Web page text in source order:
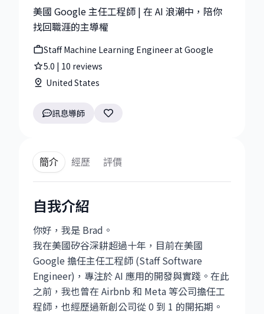
美國 Google 主任工程師 | 在 AI 浪潮中，陪你
找回職涯的主導權
Staff Machine Learning Engineer at Google
5.0 | 10 reviews
United States
訊息導師
簡介 經歷 評價
自我介紹
你好，我是 Brad。
我在美國矽谷深耕超過十年，目前在美國
Google 擔任主任工程師 (Staff Software
Engineer)，專注於 AI 應用的開發與實踐。在此
之前，我也曾在 Airbnb 和 Meta 等公司擔任工
程師，也經歷過新創公司從 0 到 1 的開拓期。